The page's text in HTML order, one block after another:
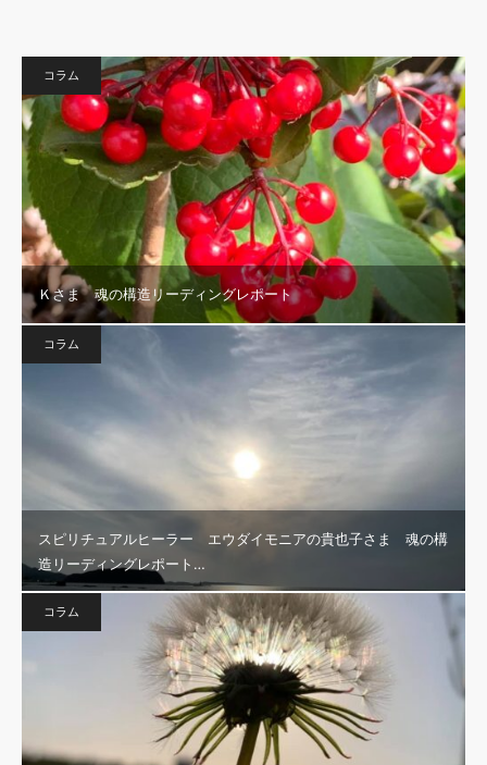
コラム
Ｋさま 魂の構造リーディングレポート
コラム
スピリチュアルヒーラー エウダイモニアの貴也子さま 魂の構
造リーディングレポート…
コラム